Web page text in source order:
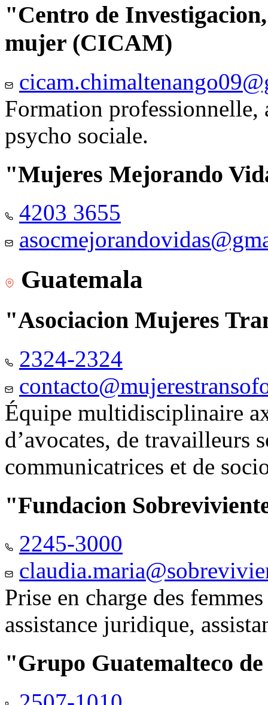
"Centro de
mujer (CICAM)
Formation professionnelle,
psycho sociale.
"Mujeres Mejorando
4203 3655
Guatemala
"Asociacion Mujeres
2324-2324
Équipe multidisciplinaire
d’avocates, de travailleurs
communicatrices et de
"Fundacion
2245-3000
Prise en charge des
assistance juridique,
"Grupo Guatemalteco